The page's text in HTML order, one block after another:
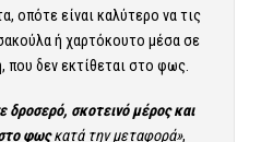
οπότε είναι καλύτερο να τις
ή χαρτόκουτο μέσα σε
που δεν εκτίθεται στο φως.
δροσερό, σκοτεινό μέρος και
φωςκατά την μεταφορά»,